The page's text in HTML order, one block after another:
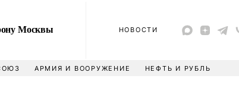
Москвы
НОВОСТИ
АРМИЯ И ВООРУЖЕНИЕ НЕФТЬ И РУБЛЬ